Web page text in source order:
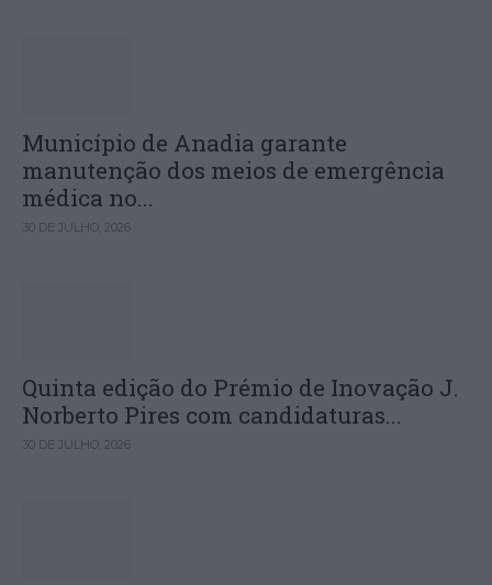
Município de Anadia garante
manutenção dos meios de emergência
médica no...
30 DE JULHO, 2026
Quinta edição do Prémio de Inovação J.
Norberto Pires com candidaturas...
30 DE JULHO, 2026